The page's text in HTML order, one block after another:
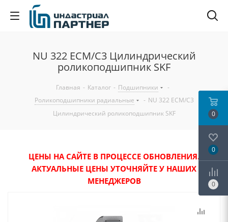
NU 322 ECM/C3 Цилиндрический
роликоподшипник SKF
Главная - Каталог - Подшипники
-
Роликоподшипники радиальные
- NU 322 ECM/C3
Цилиндрический роликоподшипник SKF
ЦЕНЫ НА САЙТЕ В ПРОЦЕССЕ ОБНОВЛЕНИЯ.
АКТУАЛЬНЫЕ ЦЕНЫ УТОЧНЯЙТЕ У НАШИХ
МЕНЕДЖЕРОВ
0
0
0